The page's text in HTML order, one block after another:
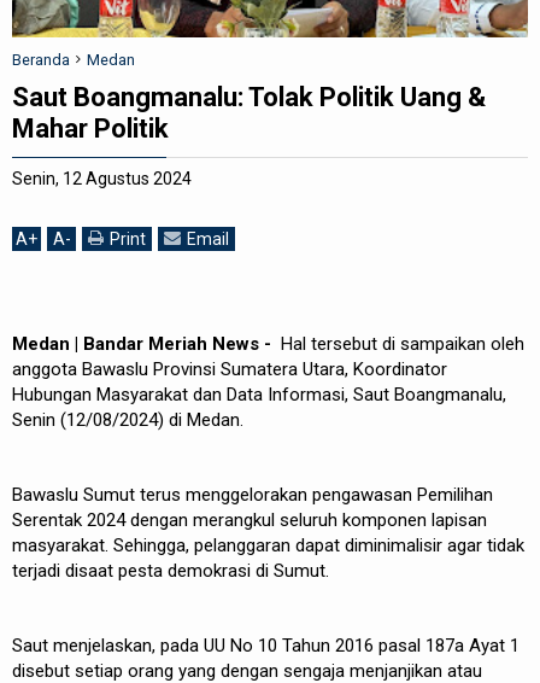
Beranda Medan
Saut Boangmanalu: Tolak Politik Uang &
Mahar Politik
Senin, 12 Agustus 2024
A+ A- Print Email
Medan | Bandar Meriah News - Hal tersebut di sampaikan oleh
anggota Bawaslu Provinsi Sumatera Utara, Koordinator
Hubungan Masyarakat dan Data Informasi, Saut Boangmanalu,
Senin (12/08/2024) di Medan.
Bawaslu Sumut terus menggelorakan pengawasan Pemilihan
Serentak 2024 dengan merangkul seluruh komponen lapisan
masyarakat. Sehingga, pelanggaran dapat diminimalisir agar tidak
terjadi disaat pesta demokrasi di Sumut.
Saut menjelaskan, pada UU No 10 Tahun 2016 pasal 187a Ayat 1
disebut setiap orang yang dengan sengaja menjanjikan atau
ADVETORIAL
REDAKSI